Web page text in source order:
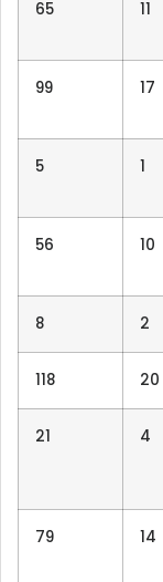
65 11
99 17
5 1
56 10
8 2
118 20
21 4
79 14